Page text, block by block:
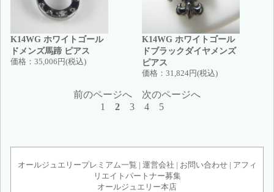
K14WG ホワイトゴール
ドメンズ馬蹄 ピアス
価格： 35,006円(税込)
K14WG ホワイトゴール
ドブラックダイヤメンズ
ピアス
価格： 31,824円(税込)
前のページへ
次のページへ
1
2 3 4 5
オールジュエリープレミアム一覧 | 運営会社 | お問い合わせ| アフィ
リエイトパートナー募集
オールジュエリー本店